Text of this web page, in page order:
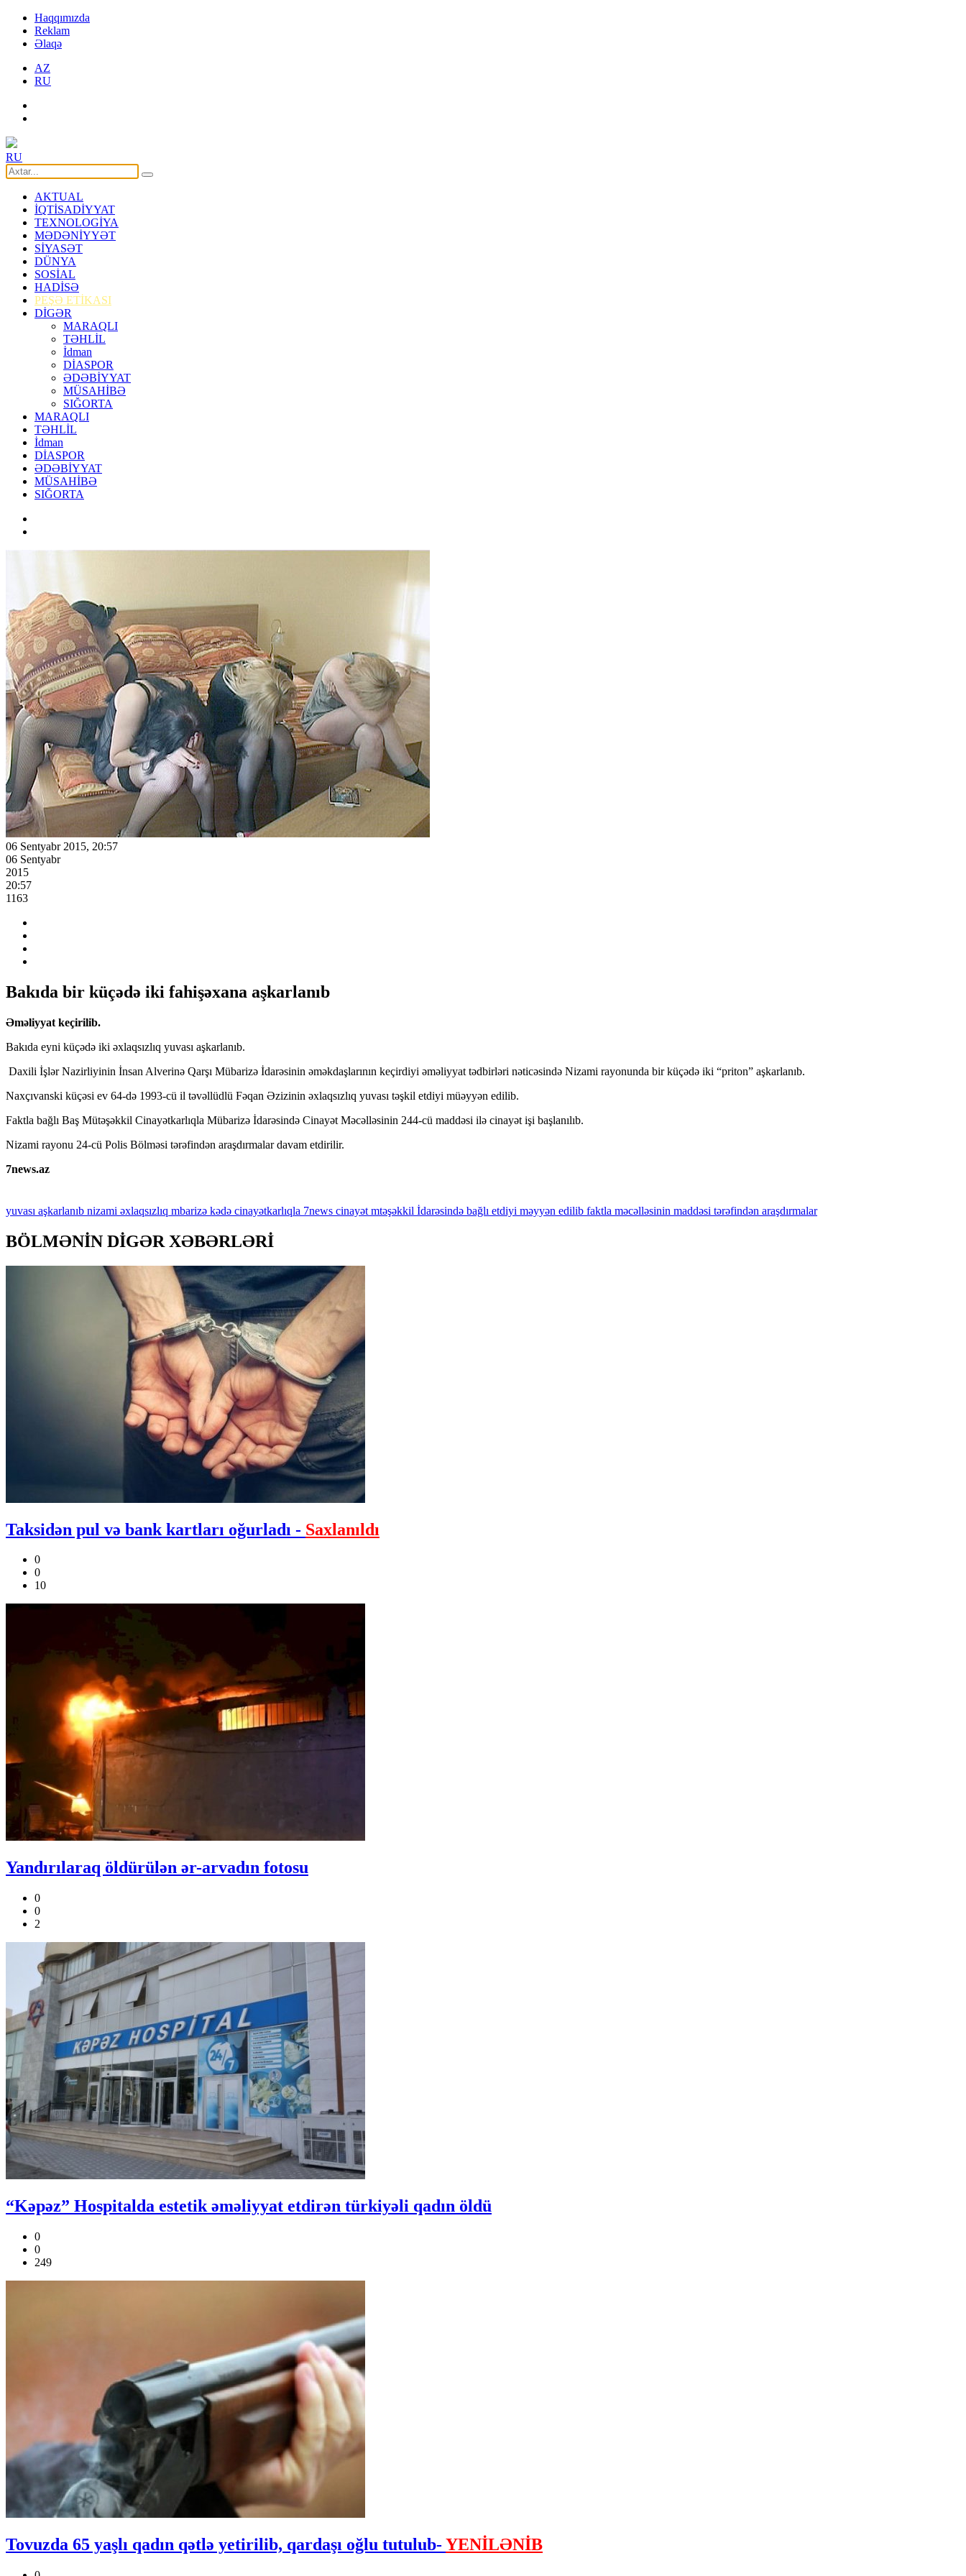
Haqqımızda
Reklam
Əlaqə
AZ
RU
RU
AKTUAL
İQTİSADİYYAT
TEXNOLOGİYA
MƏDƏNİYYƏT
SİYASƏT
DÜNYA
SOSİAL
HADİSƏ
PEŞƏ ETİKASI
DİGƏR
MARAQLI
TƏHLİL
İdman
DİASPOR
ƏDƏBİYYAT
MÜSAHİBƏ
SIĞORTA
MARAQLI
TƏHLİL
İdman
DİASPOR
ƏDƏBİYYAT
MÜSAHİBƏ
SIĞORTA
06 Sentyabr 2015, 20:57
06 Sentyabr
2015
20:57
1163
Bakıda bir küçədə iki fahişəxana aşkarlanıb
Əməliyyat keçirilib.
Bakıda eyni küçədə iki əxlaqsızlıq yuvası aşkarlanıb.
Daxili İşlər Nazirliyinin İnsan Alverinə Qarşı Mübarizə İdarəsinin əməkdaşlarının keçirdiyi əməliyyat tədbirləri nəticəsində Nizami rayonunda bir küçədə iki “priton” aşkarlanıb.
Naxçıvanski küçəsi ev 64-də 1993-cü il təvəllüdlü Fəqan Əzizinin əxlaqsızlıq yuvası təşkil etdiyi müəyyən edilib.
Faktla bağlı Baş Mütəşəkkil Cinayətkarlıqla Mübarizə İdarəsində Cinayət Məcəlləsinin 244-cü maddəsi ilə cinayət işi başlanılıb.
Nizami rayonu 24-cü Polis Bölməsi tərəfindən araşdırmalar davam etdirilir.
7news.az
yuvası aşkarlanıb nizami əxlaqsızlıq mbarizə kədə cinayətkarlıqla 7news cinayət mtəşəkkil İdarəsində bağlı etdiyi məyyən edilib faktla məcəlləsinin maddəsi tərəfindən araşdırmalar
BÖLMƏNİN DİGƏR XƏBƏRLƏRİ
Taksidən pul və bank kartları oğurladı - Saxlanıldı
0
0
10
Yandırılaraq öldürülən ər-arvadın fotosu
0
0
2
“Kəpəz” Hospitalda estetik əməliyyat etdirən türkiyəli qadın öldü
0
0
249
Tovuzda 65 yaşlı qadın qətlə yetirilib, qardaşı oğlu tutulub-YENİLƏNİB